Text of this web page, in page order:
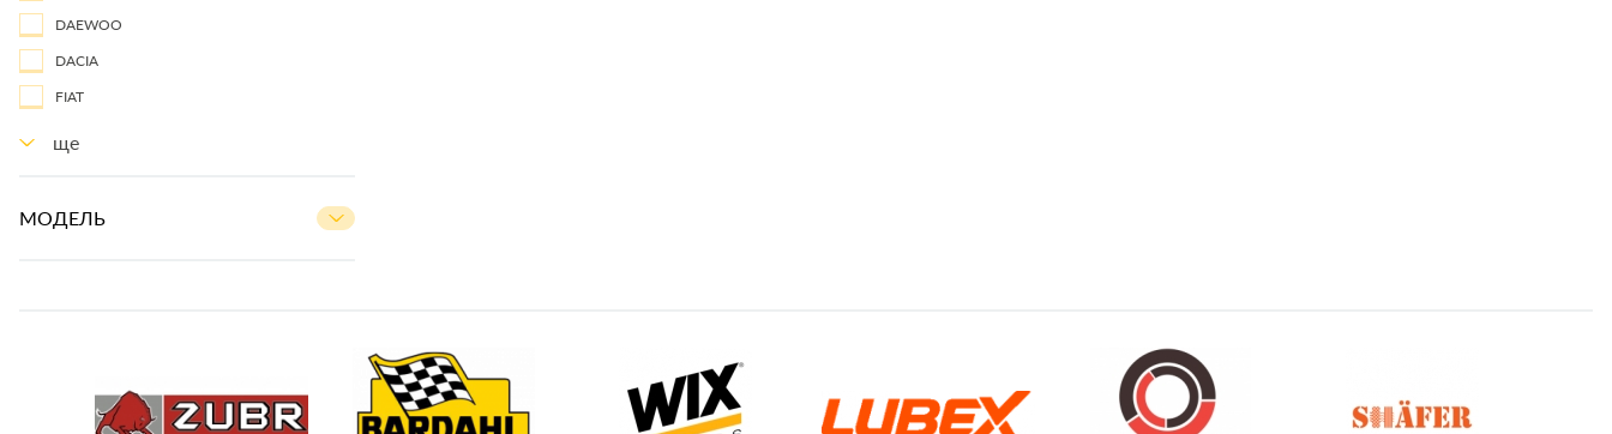
DAEWOO
DACIA
FIAT
ще
МОДЕЛЬ